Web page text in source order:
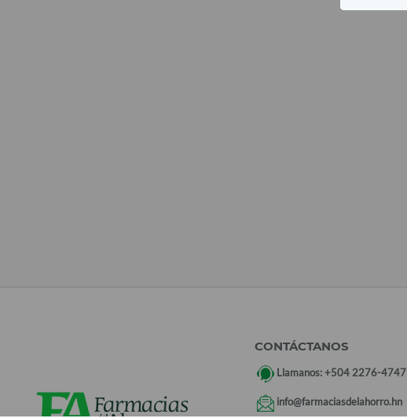
CONTÁCTANOS
Llamanos:+504 2276-4747
info@farmaciasdelahorro.hn